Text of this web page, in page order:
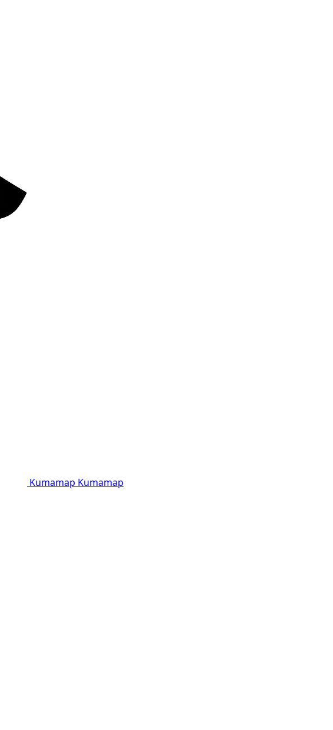
Kumamap Kumamap